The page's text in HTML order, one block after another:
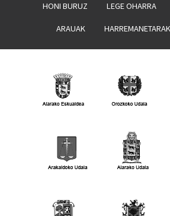
HONI BURUZ LEGE OHARRA
ARAUAK